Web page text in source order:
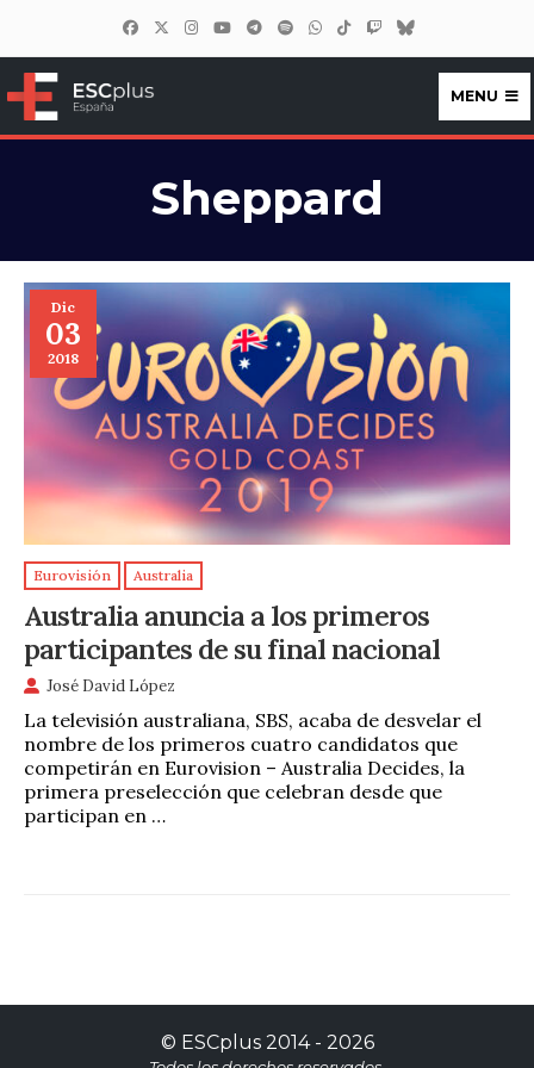
ESCplus España
MENU
Sheppard
Dic
03
2018
Eurovisión Australia
Australia anuncia a los primeros
participantes de su final nacional
José David López
La televisión australiana, SBS, acaba de desvelar el
nombre de los primeros cuatro candidatos que
competirán en Eurovision – Australia Decides, la
primera preselección que celebran desde que
participan en …
© ESCplus2014 - 2026